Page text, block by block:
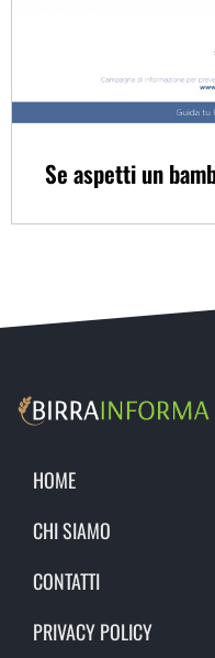
Se aspetti un
HOME
CHI SIAMO
CONTATTI
PRIVACY POLICY